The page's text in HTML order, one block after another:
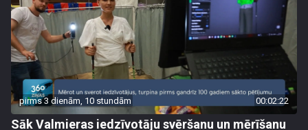
pirms 3 dienām, 10 stundām 00:02:22
Sāk Valmieras iedzīvotāju svēršanu un mērīšanu